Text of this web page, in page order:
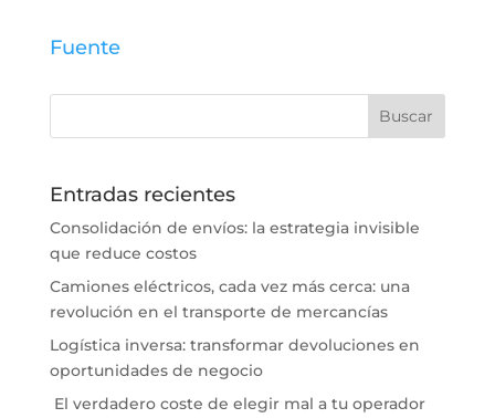
Fuente
Entradas recientes
Consolidación de envíos: la estrategia invisible
que reduce costos
Camiones eléctricos, cada vez más cerca: una
revolución en el transporte de mercancías
Logística inversa: transformar devoluciones en
oportunidades de negocio
El verdadero coste de elegir mal a tu operador